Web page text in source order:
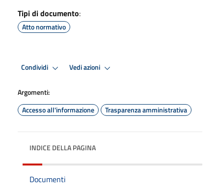
Tipi di documento:
Atto normativo
Condividi Vedi azioni
Argomenti:
Accesso all'informazione
Trasparenza amministrativa
INDICE DELLA PAGINA
Documenti